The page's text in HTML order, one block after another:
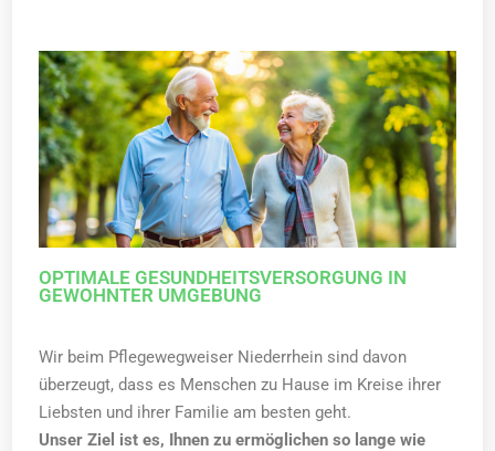
OPTIMALE GESUNDHEITSVERSORGUNG IN
GEWOHNTER UMGEBUNG
Wir beim Pflegewegweiser Niederrhein sind davon
überzeugt, dass es Menschen zu Hause im Kreise ihrer
Liebsten und ihrer Familie am besten geht.
Unser Ziel ist es, Ihnen zu ermöglichen so lange wie